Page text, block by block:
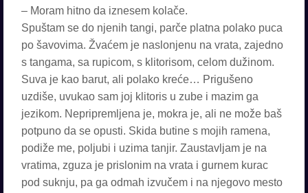
– Moram hitno da iznesem kolače.
Spuštam se do njenih tangi, parče platna polako puca
po šavovima. Žvaćem je naslonjenu na vrata, zajedno
s tangama, sa rupicom, s klitorisom, celom dužinom.
Suva je kao barut, ali polako kreće… Prigušeno
uzdiše, uvukao sam joj klitoris u zube i mazim ga
jezikom. Nepripremljena je, mokra je, ali ne može baš
potpuno da se opusti. Skida butine s mojih ramena,
podiže me, poljubi i uzima tanjir. Zaustavljam je na
vratima, zguza je prislonim na vrata i gurnem kurac
pod suknju, pa ga odmah izvučem i na njegovo mesto